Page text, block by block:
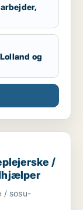
gennem
og
/ sosu-assistent /
/
/ sosu-